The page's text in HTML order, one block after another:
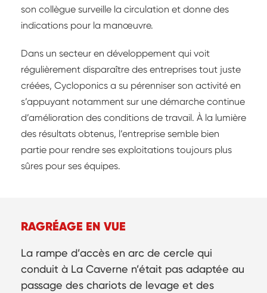
son collègue surveille la circulation et donne des
indications pour la manœuvre.
Dans un secteur en développement qui voit
régulièrement disparaître des entreprises tout juste
créées, Cycloponics a su pérenniser son activité en
s’appuyant notamment sur une démarche continue
d’amélioration des conditions de travail. À la lumière
des résultats obtenus, l’entreprise semble bien
partie pour rendre ses exploitations toujours plus
sûres pour ses équipes.
RAGRÉAGE EN VUE
La rampe d’accès en arc de cercle qui
conduit à La Caverne n’était pas adaptée au
passage des chariots de levage et des